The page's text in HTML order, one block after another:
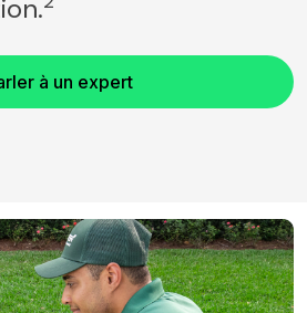
à un expert